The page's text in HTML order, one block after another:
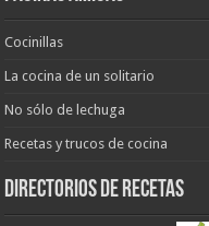
Cocinillas
La cocina de un solitario
No sólo de lechuga
Recetas y trucos de cocina
Directorios de recetas